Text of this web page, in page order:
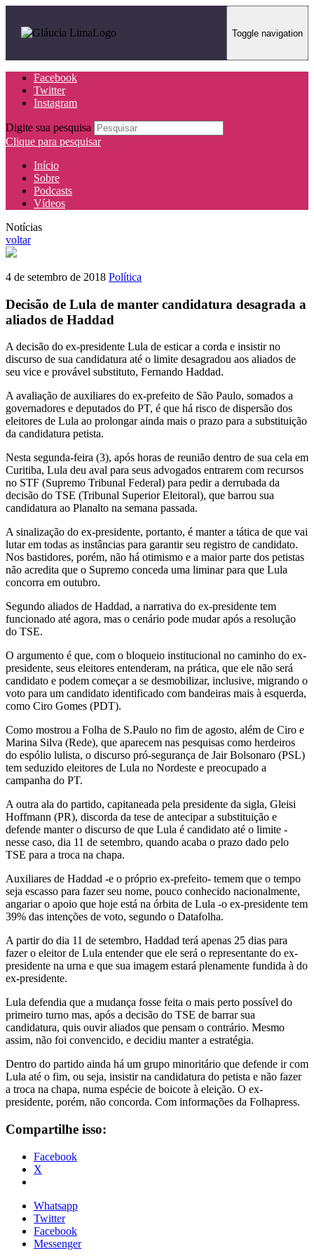
Toggle navigation
Facebook
Twitter
Instagram
Digite sua pesquisa
Clique para pesquisar
Início
Sobre
Podcasts
Vídeos
Notícias
voltar
4 de setembro de 2018 Política
Decisão de Lula de manter candidatura desagrada a
aliados de Haddad
A decisão do ex-presidente Lula de esticar a corda e insistir no
discurso de sua candidatura até o limite desagradou aos aliados de
seu vice e provável substituto, Fernando Haddad.
A avaliação de auxiliares do ex-prefeito de São Paulo, somados a
governadores e deputados do PT, é que há risco de dispersão dos
eleitores de Lula ao prolongar ainda mais o prazo para a substituição
da candidatura petista.
Nesta segunda-feira (3), após horas de reunião dentro de sua cela em
Curitiba, Lula deu aval para seus advogados entrarem com recursos
no STF (Supremo Tribunal Federal) para pedir a derrubada da
decisão do TSE (Tribunal Superior Eleitoral), que barrou sua
candidatura ao Planalto na semana passada.
A sinalização do ex-presidente, portanto, é manter a tática de que vai
lutar em todas as instâncias para garantir seu registro de candidato.
Nos bastidores, porém, não há otimismo e a maior parte dos petistas
não acredita que o Supremo conceda uma liminar para que Lula
concorra em outubro.
Segundo aliados de Haddad, a narrativa do ex-presidente tem
funcionado até agora, mas o cenário pode mudar após a resolução
do TSE.
O argumento é que, com o bloqueio institucional no caminho do ex-
presidente, seus eleitores entenderam, na prática, que ele não será
candidato e podem começar a se desmobilizar, inclusive, migrando o
voto para um candidato identificado com bandeiras mais à esquerda,
como Ciro Gomes (PDT).
Como mostrou a Folha de S.Paulo no fim de agosto, além de Ciro e
Marina Silva (Rede), que aparecem nas pesquisas como herdeiros
do espólio lulista, o discurso pró-segurança de Jair Bolsonaro (PSL)
tem seduzido eleitores de Lula no Nordeste e preocupado a
campanha do PT.
A outra ala do partido, capitaneada pela presidente da sigla, Gleisi
Hoffmann (PR), discorda da tese de antecipar a substituição e
defende manter o discurso de que Lula é candidato até o limite -
nesse caso, dia 11 de setembro, quando acaba o prazo dado pelo
TSE para a troca na chapa.
Auxiliares de Haddad -e o próprio ex-prefeito- temem que o tempo
seja escasso para fazer seu nome, pouco conhecido nacionalmente,
angariar o apoio que hoje está na órbita de Lula -o ex-presidente tem
39% das intenções de voto, segundo o Datafolha.
A partir do dia 11 de setembro, Haddad terá apenas 25 dias para
fazer o eleitor de Lula entender que ele será o representante do ex-
presidente na urna e que sua imagem estará plenamente fundida à do
ex-presidente.
Lula defendia que a mudança fosse feita o mais perto possível do
primeiro turno mas, após a decisão do TSE de barrar sua
candidatura, quis ouvir aliados que pensam o contrário. Mesmo
assim, não foi convencido, e decidiu manter a estratégia.
Dentro do partido ainda há um grupo minoritário que defende ir com
Lula até o fim, ou seja, insistir na candidatura do petista e não fazer
a troca na chapa, numa espécie de boicote à eleição. O ex-
presidente, porém, não concorda. Com informações da Folhapress.
Compartilhe isso:
Facebook
X
Whatsapp
Twitter
Facebook
Messenger